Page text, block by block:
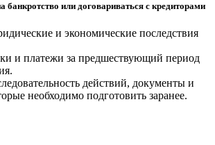
банкротство или договариваться с кредиторами
и экономические последствия
и платежи за предшествующий период
действий, документы и
необходимо подготовить заранее.